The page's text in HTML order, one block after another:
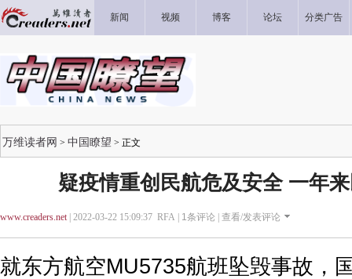
新闻 视频 博客 论坛 分类广告
万维读者网 > 中国瞭望 > 正文
疑疫情重创民航危及安全 一年
www.creaders.net| 2022-03-22 15:09:37 RFA | 1条评论 | 查看/发表评论
就东方航空MU5735航班坠毁事故，